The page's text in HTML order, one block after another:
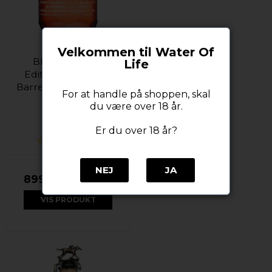
Blanton's Gold
Edition The Single
Barrel Bourbon 51,5%
70 cl.
899,00 DKK
VIS PRODUKT
Velkommen til Water Of
Life
For at handle på shoppen, skal
du være over 18 år.
Er du over 18 år?
NEJ JA